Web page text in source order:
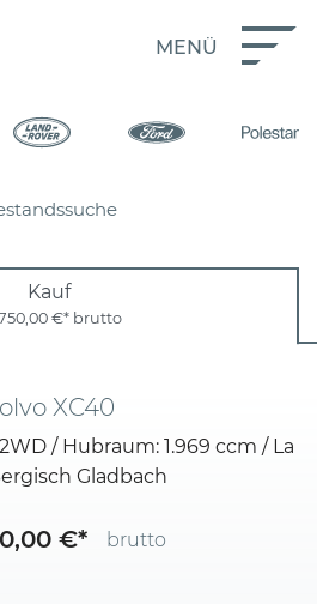
MENÜ
Kauf
€* brutto
XC40
/ Hubraum: 1.969 ccm / La
Gladbach
€* brutto